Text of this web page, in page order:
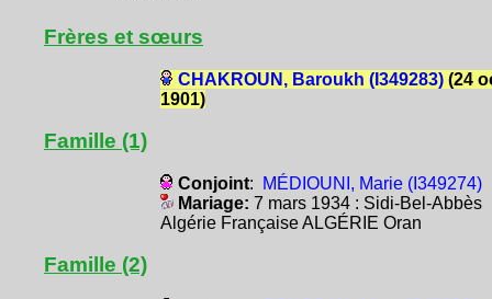
Frères et sœurs
CHAKROUN, Baroukh (I349283)(24
1901)
Famille (1)
Conjoint:
MÉDIOUNI, Marie (I349274)
Mariage: 7 mars 1934 : Sidi-Bel-Abbès
Algérie Française ALGÉRIE Oran
Famille (2)